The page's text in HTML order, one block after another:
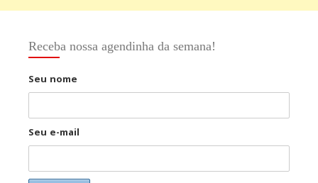
Receba nossa agendinha da semana!
Seu nome
Seu e-mail